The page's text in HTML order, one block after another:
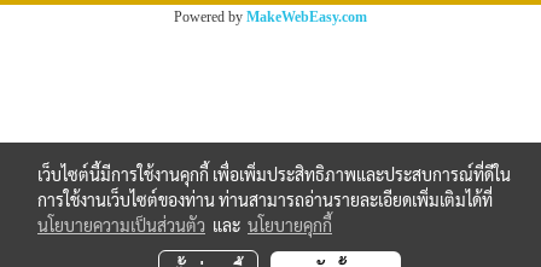
Powered by MakeWebEasy.com
เว็บไซต์นี้มีการใช้งานคุกกี้ เพื่อเพิ่มประสิทธิภาพและประสบการณ์ที่ดีใน
การใช้งานเว็บไซต์ของท่าน ท่านสามารถอ่านรายละเอียดเพิ่มเติมได้ที่
นโยบายความเป็นส่วนตัว และ นโยบายคุกกี้